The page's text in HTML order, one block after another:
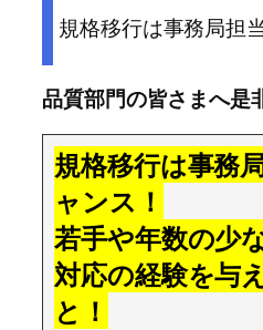
規格移行は事務局担
品質部門の皆さまへ是
規格移行は事務
ャンス！
若手や年数の少
対応の経験を与
と！